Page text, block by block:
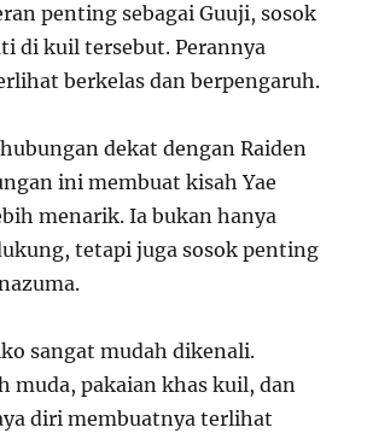
penting sebagai Guuji, sosok
di kuil tersebut. Perannya
berkelas dan berpengaruh.
dekat dengan Raiden
ini membuat kisah Yae
menarik. Ia bukan hanya
tetapi juga sosok penting
sangat mudah dikenali.
muda, pakaian khas kuil, dan
diri membuatnya terlihat